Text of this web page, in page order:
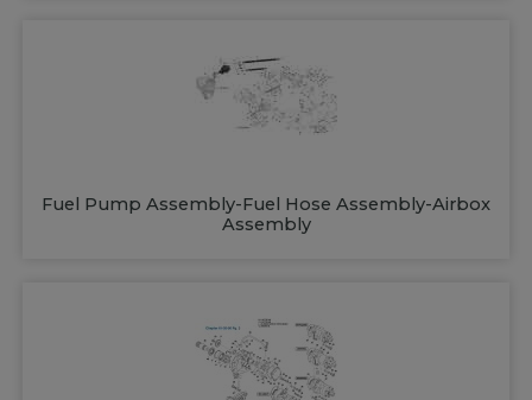
Fuel Pump Assembly-Fuel Hose Assembly-Airbox
Assembly